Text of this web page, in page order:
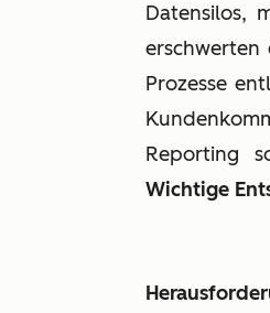
Datensilos,
erschwerten
Prozesse
Reporting
Wichtige